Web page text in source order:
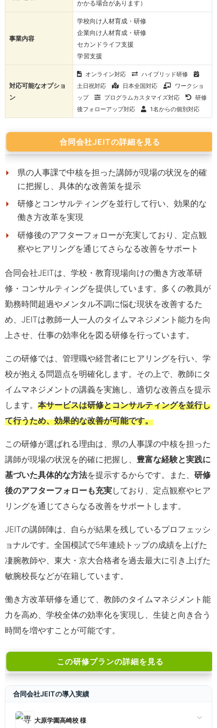
かかる場合があります）
事業内容
学校向け人材育成・研修
企業向け人材育成・研修
セカンドライフ支援
学習支援
対応可能なオプショ
ン
オンライン対応
ハイブリッド研修
土日祝対応
日本全国対応
ワークショ
ップ
プログラムカスタマイズ対応
研修
後フォローアップ対応
1名からの個別対応
合同会社JEITの詳細を見る
県の人事課で中核を担った講師が現場の状況を的確
に把握し、具体的な改善策を提示
研修とコンサルティングを並行して行い、効果的な
働き方改革を実現
研修後のアフターフォローが充実しており、定点観
察やヒアリングを通じてさらなる改善をサポート
合同会社JEITは、学校・教育現場向けの働き方改革研
修・コンサルティングを提供しています。多くの教員が
勤務時間超過やメンタル不調に悩む現状を改善するた
め、JEITは教師一人一人のタイムマネジメント能力を向
上させ、仕事の効率化を図る研修を行っています。
この研修では、管理職や経営者にヒアリングを行い、学
校が抱える問題点を明確化します。その上で、教師にタ
イムマネジメントの講義を実施し、適切な改善点を提示
します。 本サービスは研修とコンサルティングを並行し
て行うため、効果的な改善が可能です。
この研修が選ばれる理由は、県の人事課の中核を担った
講師が現場の状況を的確に把握し、 豊富な経験と実践に
基づいた具体的な方法を提示するからです。また、 研修
後のアフターフォローも充実しており、定点観察やヒア
リングを通じてさらなる改善をサポートします。
JEITの講師陣は、自らが結果を残しているプロフェッシ
ョナルです。全国模試で5年連続トップの成績を上げた
凄腕教師や、東大・京大合格者を過去最大に引き上げた
敏腕校長などが在籍しています。
働き方改革研修を通じて、教師のタイムマネジメント能
力を高め、学校全体の効率化を実現し、生徒と向き合う
時間を増やすことが可能です。
この研修プランの詳細を見る
合同会社JEITの導入実績
大原学園高崎校 様